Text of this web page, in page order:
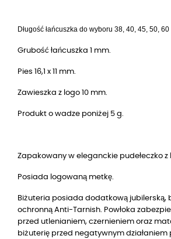
Długość łańcuszka do wyboru 38, 40, 45, 50,
Grubość łańcuszka 1 mm.
Pies 16,1 x 11 mm.
Zawieszka z logo 10 mm.
Produkt o wadze poniżej 5 g.
Zapakowany w eleganckie pudełeczko z
Posiada logowaną metkę.
Biżuteria posiada dodatkową jubilerską,
ochronną Anti-Tarnish. Powłoka
przed utlenianiem, czernieniem oraz
biżuterię przed negatywnym działaniem